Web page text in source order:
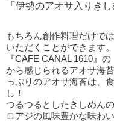
「伊勢のアオサ入りき
もちろん創作料理だけで
いただくことができます。
『CAFE CANAL 1610』
から感じられるアオサ海
っぷりのアオサ海苔は、
し！
つるつるとしたきしめん
ロアジの風味豊かな味わ